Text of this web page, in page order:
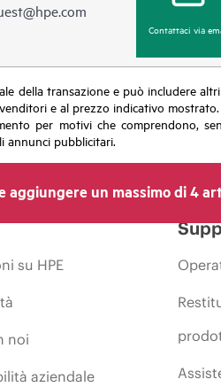
Contattaci via
della transazione e può includere
e al prezzo indicativo
per motivi che comprendono,
annunci pubblicitari.
aggiungere un massimo di 4
su HPE
noi
aziendale